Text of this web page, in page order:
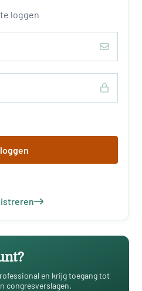
loggen
en krijg toegang tot
congresverslagen.